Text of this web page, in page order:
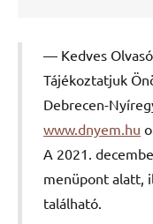
Kedves
Tájékoztatjuk
Debrecen-
www.dnyem.hu
A 2021.
menüpont alatt,
található.